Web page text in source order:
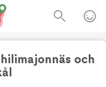
och